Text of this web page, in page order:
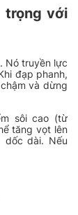
trọng với
Nó truyền lực
đạp phanh,
và dừng
sôi cao (từ
tăng vọt lên
dốc dài. Nếu